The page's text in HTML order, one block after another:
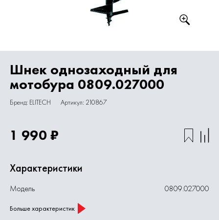
Шнек однозаходный для
мотобура 0809.027000
Бренд: ELITECH Артикул: 210867
1 990 ₽
Характеристики
Модель 0809.027000
Больше характеристик